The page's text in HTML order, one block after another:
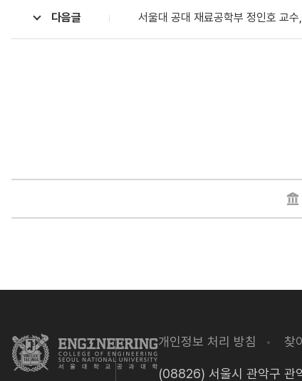
다음글 서울대 공대 재료공학부 정인호 교
개인정보 처리 방침 찾
(08826) 서울시 관악구 관